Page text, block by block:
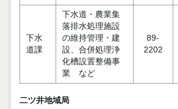
下水
道課
下水道・農業集
落排水処理施設
の維持管理・建
設、合併処理浄
化槽設置整備事
業 など
89-
2202
二ツ井地域局